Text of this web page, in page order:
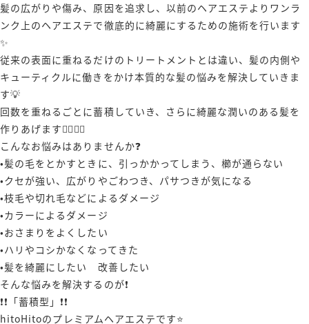
髪の広がりや傷み、原因を追求し、以前のヘアエステよりワンラ
ンク上のヘアエステで徹底的に綺麗にするための施術を行います
✨
従来の表面に重ねるだけのトリートメントとは違い、髪の内側や
キューティクルに働きをかけ本質的な髪の悩みを解決していきま
す💡
回数を重ねるごとに蓄積していき、さらに綺麗な潤いのある髪を
作りあげます🙋‍♂️🙋‍♀️
こんなお悩みはありませんか❓
•髪の毛をとかすときに、引っかかってしまう、櫛が通らない
•クセが強い、広がりやごわつき、パサつきが気になる
•枝毛や切れ毛などによるダメージ
•カラーによるダメージ
•おさまりをよくしたい
•ハリやコシかなくなってきた
•髪を綺麗にしたい 改善したい
そんな悩みを解決するのが❗️
❗️❗️「蓄積型」❗️❗️
hitoHitoのプレミアムヘアエステです⭐️